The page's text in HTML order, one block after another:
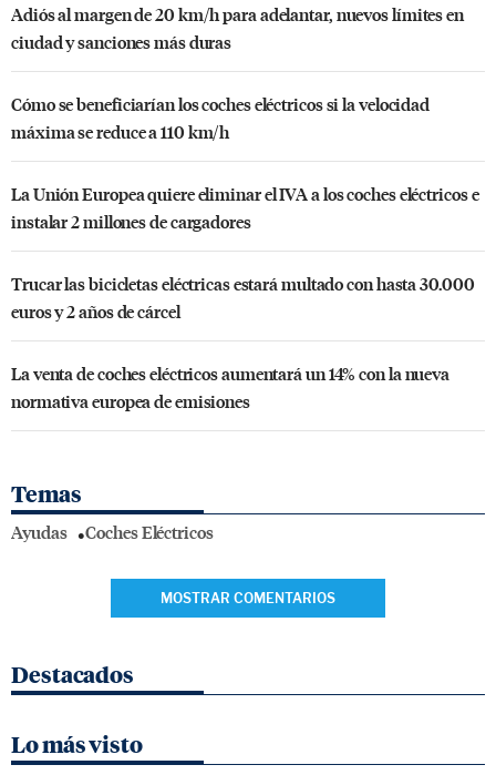
Adiós al margen de 20 km/h para adelantar, nuevos límites en
ciudad y sanciones más duras
Cómo se beneficiarían los coches eléctricos si la velocidad
máxima se reduce a 110 km/h
La Unión Europea quiere eliminar el IVA a los coches eléctricos e
instalar 2 millones de cargadores
Trucar las bicicletas eléctricas estará multado con hasta 30.000
euros y 2 años de cárcel
La venta de coches eléctricos aumentará un 14% con la nueva
normativa europea de emisiones
Temas
Ayudas Coches Eléctricos
MOSTRAR COMENTARIOS
Destacados
Lo más visto